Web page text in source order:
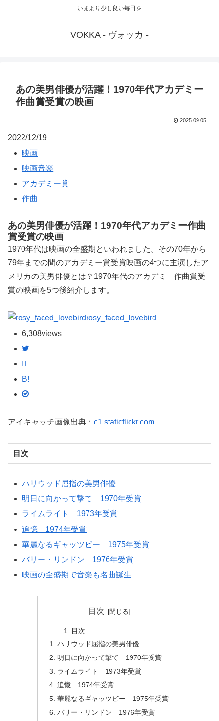
いまより少し良い毎日を
VOKKA - ヴォッカ -
あの美男俳優が活躍！1970年代アカデミー
作曲賞受賞の映画
2025.09.05
2022/12/19
映画
映画音楽
アカデミー賞
作曲
あの美男俳優が活躍！1970年代アカデミー作曲
賞受賞の映画
1970年代は映画の全盛期といわれました。その70年から
79年までの間のアカデミー賞受賞映画の4つに主演したア
メリカの美男俳優とは？1970年代のアカデミー作曲賞受
賞の映画を5つ後紹介します。
rosy_faced_lovebird
6,308views
B!
アイキャッチ画像出典： c1.staticflickr.com
目次
ハリウッド屈指の美男俳優
明日に向かって撃て 1970年受賞
ライムライト 1973年受賞
追憶 1974年受賞
華麗なるギャッツビー 1975年受賞
バリー・リンドン 1976年受賞
映画の全盛期で音楽も名曲誕生
目次
目次
ハリウッド屈指の美男俳優
明日に向かって撃て 1970年受賞
ライムライト 1973年受賞
追憶 1974年受賞
華麗なるギャッツビー 1975年受賞
バリー・リンドン 1976年受賞